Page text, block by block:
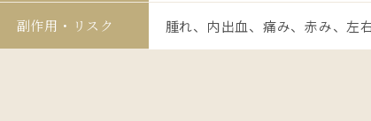
副作用・リスク 腫れ、内出血、痛み、赤み、左